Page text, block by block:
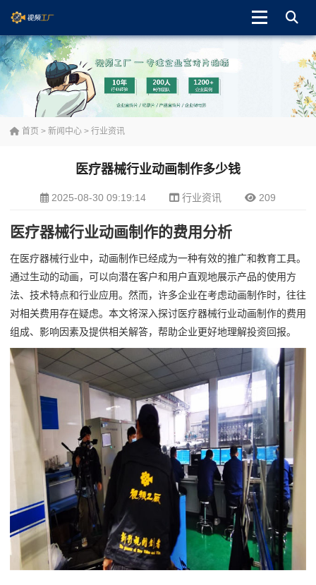
首页 > 新闻中心 > 行业资讯
医疗器械行业动画制作多少钱
2025-08-30 09:19:14 行业资讯 209
医疗器械行业动画制作的费用分析
在医疗器械行业中，动画制作已经成为一种有效的推广和教育工具。
通过生动的动画，可以向潜在客户和用户直观地展示产品的使用方
法、技术特点和行业应用。然而，许多企业在考虑动画制作时，往往
对相关费用存在疑虑。本文将深入探讨医疗器械行业动画制作的费用
组成、影响因素及提供相关解答，帮助企业更好地理解投资回报。